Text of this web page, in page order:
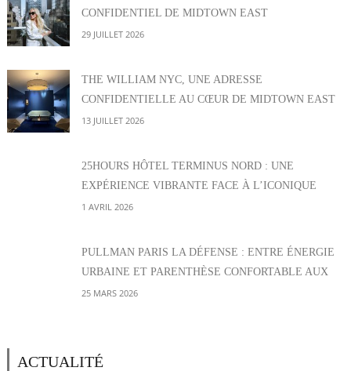
CONFIDENTIEL DE MIDTOWN EAST
29 JUILLET 2026
THE WILLIAM NYC, UNE ADRESSE
CONFIDENTIELLE AU CŒUR DE MIDTOWN EAST
13 JUILLET 2026
25HOURS HÔTEL TERMINUS NORD : UNE
EXPÉRIENCE VIBRANTE FACE À L’ICONIQUE
GARE PARISIENNE
1 AVRIL 2026
PULLMAN PARIS LA DÉFENSE : ENTRE ÉNERGIE
URBAINE ET PARENTHÈSE CONFORTABLE AUX
PORTES DE PARIS
25 MARS 2026
ACTUALITÉ